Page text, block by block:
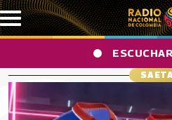
Pasar al contenido principal